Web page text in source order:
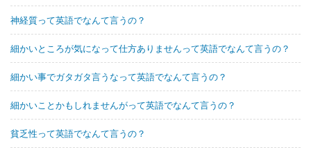
神経質って英語でなんて言うの？
細かいところが気になって仕方ありませんって英語でなんて言うの？
細かい事でガタガタ言うなって英語でなんて言うの？
細かいことかもしれませんがって英語でなんて言うの？
貧乏性って英語でなんて言うの？